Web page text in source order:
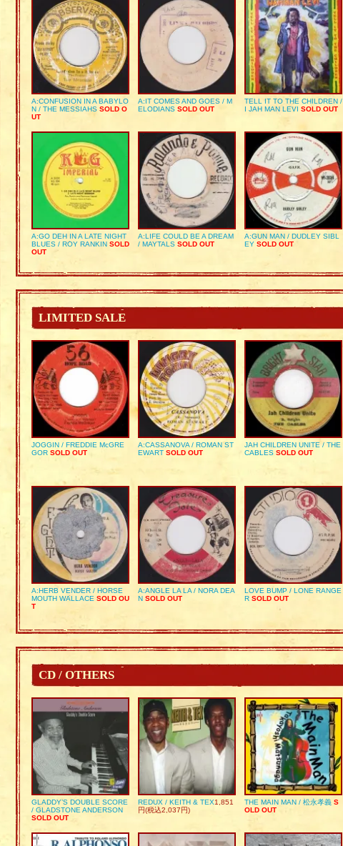
A:CONFUSION IN A BABYLO
N / THE MESSIAHS SOLD O
UT
A:IT COMES AND GOES / M
ELODIANS SOLD OUT
TELL IT TO THE CHILDREN /
I JAH MAN LEVI SOLD OUT
A:GO DEH IN A LATE NIGHT
BLUES / ROY RANKIN SOLD
OUT
A:LIFE COULD BE A DREAM
/ MAYTALS SOLD OUT
A:GUN MAN / DUDLEY SIBL
EY SOLD OUT
LIMITED SALE
JOGGIN / FREDDIE McGRE
GOR SOLD OUT
A:CASSANOVA / ROMAN ST
EWART SOLD OUT
JAH CHILDREN UNITE / THE
CABLES SOLD OUT
A:HERB VENDER / HORSE
MOUTH WALLACE SOLD OU
T
A:ANGLE LA LA / NORA DEA
N SOLD OUT
LOVE BUMP / LONE RANGE
R SOLD OUT
CD / OTHERS
GLADDY’S DOUBLE SCORE
/ GLADSTONE ANDERSON
SOLD OUT
REDUX / KEITH & TEX1,851
円(税込2,037円)
THE MAIN MAN / 松永孝義 S
OLD OUT